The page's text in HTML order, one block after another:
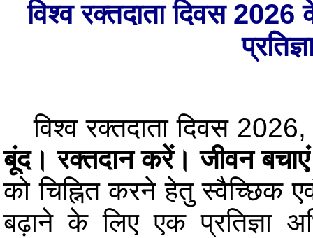
विश्व रक्तदाता दिवस
विश्व रक्तदाता दिवस
बूंद। रक्तदान करें। जीवन
को चिह्नित करने हेतु स्वैच्छिक
बढ़ाने के लिए एक प्रतिज्ञा